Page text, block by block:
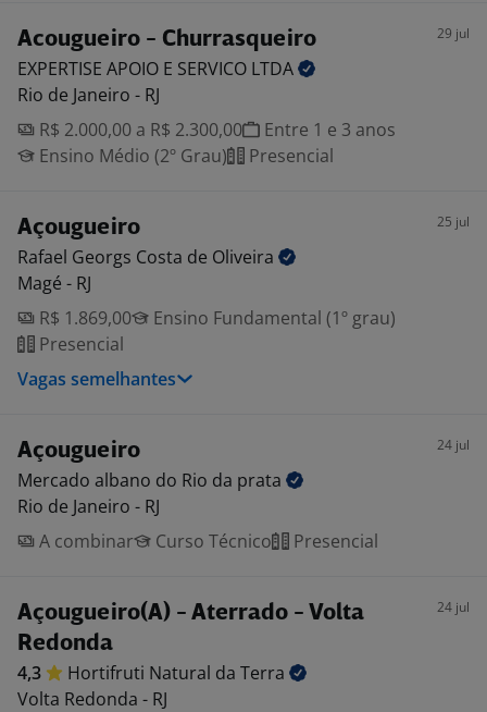
Acougueiro - Churrasqueiro 29 jul
EXPERTISE APOIO E SERVICO LTDA
Rio de Janeiro - RJ
R$ 2.000,00 a R$ 2.300,00
Entre 1 e 3 anos
Ensino Médio (2º Grau)
Presencial
Açougueiro 25 jul
Rafael Georgs Costa de Oliveira
Magé - RJ
R$ 1.869,00
Ensino Fundamental (1º grau)
Presencial
Vagas semelhantes
Açougueiro 24 jul
Mercado albano do Rio da prata
Rio de Janeiro - RJ
A combinar
Curso Técnico Presencial
Açougueiro(A) - Aterrado - Volta
Redonda
24 jul
4,3 Hortifruti Natural da Terra
Volta Redonda - RJ